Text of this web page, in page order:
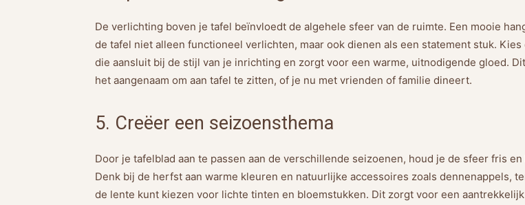
De verlichting boven je tafel beïnvloedt de algehele sfeer van de ruimte. Een mooie
de tafel niet alleen functioneel verlichten, maar ook dienen als een statement stuk. Kies
die aansluit bij de stijl van je inrichting en zorgt voor een warme, uitnodigende gloed.
het aangenaam om aan tafel te zitten, of je nu met vrienden of familie dineert.
5. Creëer een seizoensthema
Door je tafelblad aan te passen aan de verschillende seizoenen, houd je de sfeer fris
Denk bij de herfst aan warme kleuren en natuurlijke accessoires zoals dennenappels,
de lente kunt kiezen voor lichte tinten en bloemstukken. Dit zorgt voor een